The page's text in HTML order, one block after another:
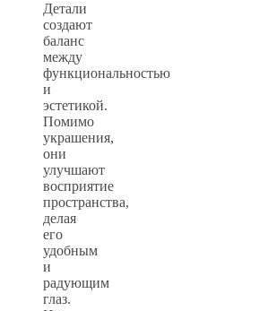
Детали
создают
баланс
между
функциональностью
и
эстетикой.
Помимо
украшения,
они
улучшают
восприятие
пространства,
делая
его
удобным
и
радующим
глаз.